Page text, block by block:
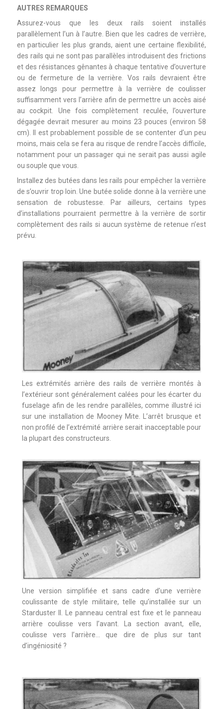
AUTRES REMARQUES
Assurez-vous que les deux rails soient installés
parallèlement l’un à l’autre. Bien que les cadres de verrière,
en particulier les plus grands, aient une certaine flexibilité,
des rails qui ne sont pas parallèles introduisent des frictions
et des résistances gênantes à chaque tentative d’ouverture
ou de fermeture de la verrière. Vos rails devraient être
assez longs pour permettre à la verrière de coulisser
suffisamment vers l’arrière afin de permettre un accès aisé
au cockpit. Une fois complètement reculée, l’ouverture
dégagée devrait mesurer au moins 23 pouces (environ 58
cm). Il est probablement possible de se contenter d’un peu
moins, mais cela se fera au risque de rendre l’accès difficile,
notamment pour un passager qui ne serait pas aussi agile
ou souple que vous.
Installez des butées dans les rails pour empêcher la verrière
de s’ouvrir trop loin. Une butée solide donne à la verrière une
sensation de robustesse. Par ailleurs, certains types
d’installations pourraient permettre à la verrière de sortir
complètement des rails si aucun système de retenue n’est
prévu.
Les extrémités arrière des rails de verrière montés à
l’extérieur sont généralement calées pour les écarter du
fuselage afin de les rendre parallèles, comme illustré ici
sur une installation de Mooney Mite. L’arrêt brusque et
non profilé de l’extrémité arrière serait inacceptable pour
la plupart des constructeurs.
Une version simplifiée et sans cadre d’une verrière
coulissante de style militaire, telle qu’installée sur un
Starduster II. Le panneau central est fixe et le panneau
arrière coulisse vers l’avant. La section avant, elle,
coulisse vers l’arrière… que dire de plus sur tant
d’ingéniosité ?